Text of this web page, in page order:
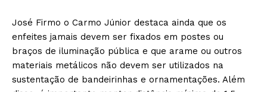
José Firmo o Carmo Júnior destaca ainda que os
enfeites jamais devem ser fixados em postes ou
braços de iluminação pública e que arame ou outros
materiais metálicos não devem ser utilizados na
sustentação de bandeirinhas e ornamentações. Além